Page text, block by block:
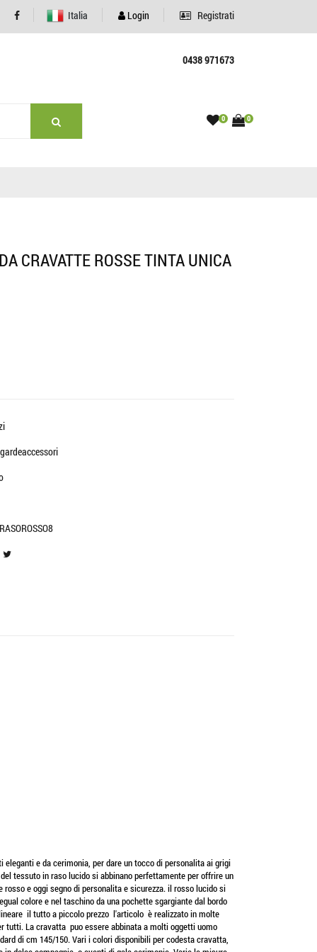
Italia Login Registrati
0438 971673
0 0
CRAVATTE ROSSE TINTA UNICA
e da cerimonia, per dare un tocco di personalita ai grigi
tessuto in raso lucido si abbinano perfettamente per offrire un
e oggi segno di personalita e sicurezza. il rosso lucido si
colore e nel taschino da una pochette sgargiante dal bordo
il tutto a piccolo prezzo l'articolo è realizzato in molte
tutti. La cravatta puo essere abbinata a molti oggetti uomo
di cm 145/150. Vari i colori disponibili per codesta cravatta,